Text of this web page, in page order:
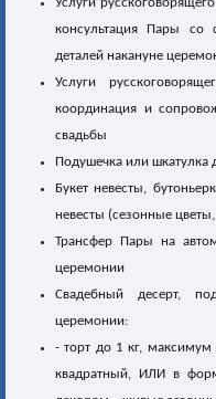
Услуги
консультация Пары со
деталей накануне
Услуги
координация и
свадьбы
Подушечка или шкатулка
Букет невесты,
невесты (сезонные цветы,
Трансфер Пары на
церемонии
Свадебный десерт,
церемонии:
- торт до 1 кг,
квадратный, ИЛИ в